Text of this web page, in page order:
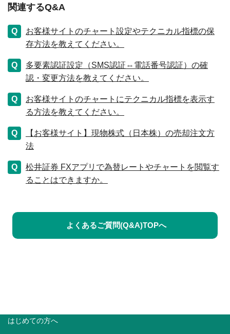
関連するQ&A
お客様サイトのチャート設定やテクニカル指標の保
存方法を教えてください。
多要素認証設定（SMS認証⇔電話番号認証）の確
認・変更方法を教えてください。
お客様サイトのチャートにテクニカル指標を表示す
る方法を教えてください。
【お客様サイト】現物株式（日本株）の売却注文方
法
松井証券 FXアプリで為替レートやチャートを閲覧す
ることはできますか。
よくあるご質問(Q&A)TOPへ
はじめての方へ